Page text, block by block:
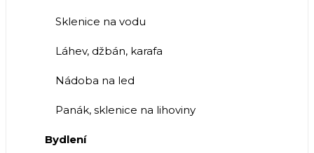
Sklenice na vodu
Láhev, džbán, karafa
Nádoba na led
Panák, sklenice na lihoviny
Bydlení